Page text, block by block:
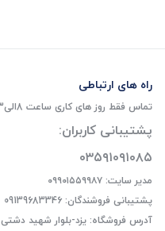
راه های ارتباطی
تماس فقط روز های کاری ساعت 8الی13
پشتیبانی کاربران:
۰۳۵۹۱۰۹۱۰۸۵
مدیر سایت: ۰۹۹۰۱۵۵۹۹۸۷
پشتیبانی فروشندگان: 09139683346
آدرس فروشگاه: یزد-بلوار شهید دشتی